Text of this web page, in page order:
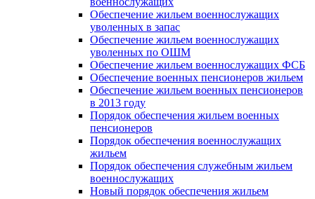
Обеспечение жильем военнослужащих
уволенных в запас
Обеспечение жильем военнослужащих
уволенных по ОШМ
Обеспечение жильем военнослужащих ФСБ
Обеспечение военных пенсионеров жильем
Обеспечение жильем военных пенсионеров
в 2013 году
Порядок обеспечения жильем военных
пенсионеров
Порядок обеспечения военнослужащих
жильем
Порядок обеспечения служебным жильем
военнослужащих
Новый порядок обеспечения жильем